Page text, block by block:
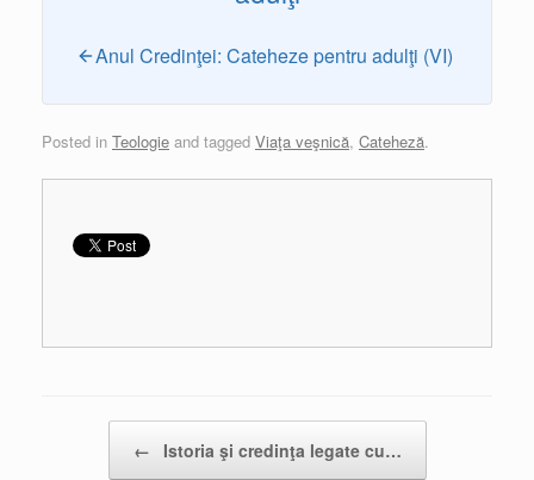
Anul Credinţei: Cateheze pentru adulţi (VI)
Posted in Teologie and tagged Viaţa veşnică, Cateheză.
← Istoria şi credinţa legate cu…